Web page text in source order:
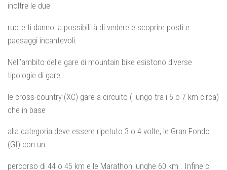
inoltre le due
ruote ti danno la possibilità di vedere e scoprire posti e
paesaggi incantevoli.
Nell’ambito delle gare di mountain bike esistono diverse
tipologie di gare :
le cross-country (XC) gare a circuito ( lungo tra i 6 o 7 km circa)
che in base
alla categoria deve essere ripetuto 3 o 4 volte, le Gran Fondo
(Gf) con un
percorso di 44 o 45 km e le Marathon lunghe 60 km . Infine ci